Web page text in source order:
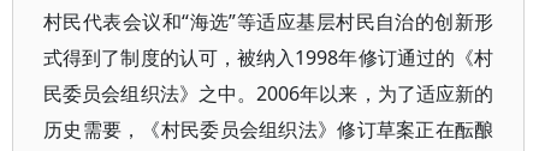
村民代表会议和“海选”等适应基层村民自治的创新形
式得到了制度的认可，被纳入1998年修订通过的《村
民委员会组织法》之中。2006年以来，为了适应新的
历史需要，《村民委员会组织法》修订草案正在酝酿